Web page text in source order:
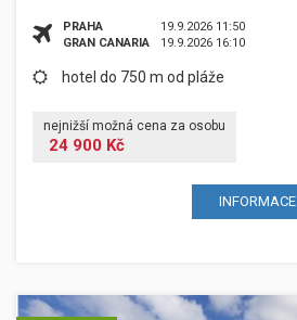
PRAHA
19.9.2026 11:50
GRAN CANARIA
19.9.2026 16:10
hotel do 750 m od pláže
nejnižší možná cena za osobu
24 900 Kč
INFORMACE